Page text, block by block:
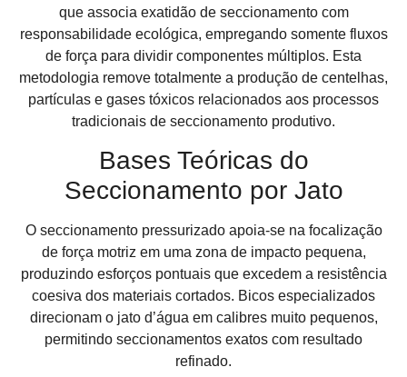
que associa exatidão de seccionamento com
responsabilidade ecológica, empregando somente fluxos
de força para dividir componentes múltiplos. Esta
metodologia remove totalmente a produção de centelhas,
partículas e gases tóxicos relacionados aos processos
tradicionais de seccionamento produtivo.
Bases Teóricas do
Seccionamento por Jato
O seccionamento pressurizado apoia-se na focalização
de força motriz em uma zona de impacto pequena,
produzindo esforços pontuais que excedem a resistência
coesiva dos materiais cortados. Bicos especializados
direcionam o jato d’água em calibres muito pequenos,
permitindo seccionamentos exatos com resultado
refinado.